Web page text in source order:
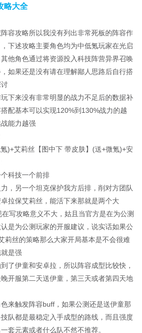
略大全
容攻略所以我没有列出非常死板的阵容作
下述攻略主要角色均为中低氪玩家在光启
他角色通过将资源投入科技阵营异界召唤
如果还是没有请在理解鄙人思路后自行搭
下来没有非常明显的战力不足后的数据补
配基本可以实现120%到130%战力的越
能力越强
)+艾莉丝【图中下 带皮肤】(送+微氪)+安
科技一个前排
，另一个坦克保护我方后排，削对方团队
拉保艾莉丝，能活下来那就是两个大
写攻略意义不大，姑且当官方是在为公测
是为公测玩家的开服建议，说实话如果公
莉丝的策略那么大家开局基本是不会很难
是强
了伊童和安卓拉，所以阵容成型比较快，
开服第二天送伊童，第三天或者第四天地
来触发阵容buff，如果公测还是送伊童那
队都是最稳定入手成型的路线，而且强度
套元素或者什么队不然不推荐。